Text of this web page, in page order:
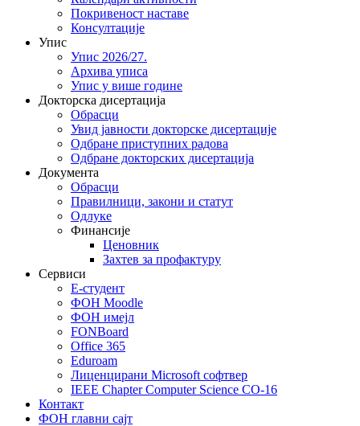
Покривеност наставе
Консултације
Упис
Упис 2026/27.
Архива уписа
Упис у више године
Докторска дисертација
Обрасци
Увид јавности докторске дисертације
Одбране приступних радова
Одбране докторских дисертација
Документа
Обрасци
Правилници, закони и статут
Одлуке
Финансије
Ценовник
Захтев за профактуру
Сервиси
Е-студент
ФОН Moodle
ФОН имејл
FONBoard
Office 365
Eduroam
Лиценцирани Microsoft софтвер
IEEE Chapter Computer Science CO-16
Контакт
ФОН главни сајт